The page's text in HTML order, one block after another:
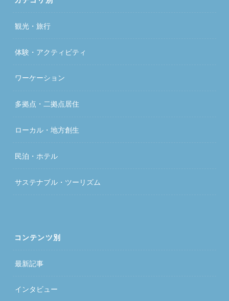
観光・旅行
体験・アクティビティ
ワーケーション
多拠点・二拠点居住
ローカル・地方創生
民泊・ホテル
サステナブル・ツーリズム
コンテンツ別
最新記事
インタビュー